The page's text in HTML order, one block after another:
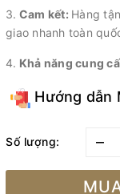
3. Cam kết: Hàng
giao nhanh toàn
4. Khả năng cung
Hướng dẫn
Số lượng: –